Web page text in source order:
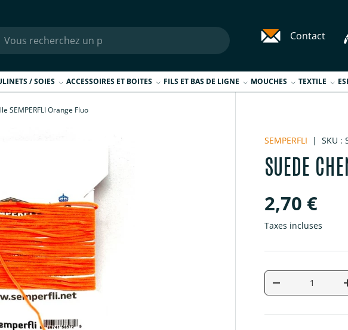
Contact
/ SOIES ACCESSOIRES ET BOITES FILS ET BAS DE LIGNE MOUCHES TEXTILE
SEMPERFLI Orange Fluo
SEMPERFLI |SKU :
SUEDE
Prix
2,70 €
Taxes incluses
Qté
Diminuer la